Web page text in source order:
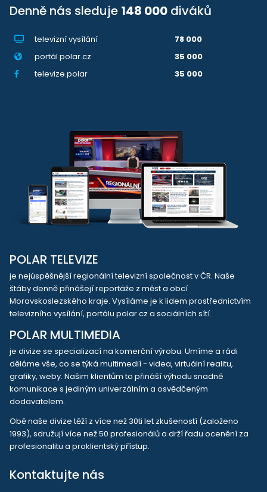
Denně nás sleduje 148 000 diváků
televizní vysílání
78 000
portál polar.cz
35 000
televize.polar
35 000
POLAR TELEVIZE
je nejúspěšnější regionální televizní společnost v ČR. Naše
štáby denně přinášejí reportáže z měst a obcí
Moravskoslezského kraje. Vysíláme je k lidem prostřednictvím
televizního vysílání, portálu polar.cz a sociálních sítí.
POLAR MULTIMEDIA
je divize se specializací na komerční výrobu. Umíme a rádi
děláme vše, co se týká multimedií - videa, virtuální realitu,
grafiky, weby. Našim klientům to přináší výhodu snadné
komunikace s jediným univerzálním a osvědčeným
dodavatelem.
Obě naše divize těží z více než 30ti let zkušeností (založeno
1993), sdružují více než 50 profesionálů a drží řadu ocenění za
profesionalitu a proklientský přístup.
Kontaktujte nás